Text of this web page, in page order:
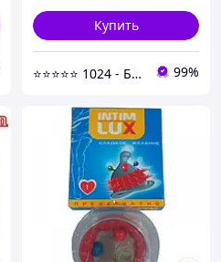
Купить
⭐⭐⭐⭐⭐ 1024 - Быстрая отправка в день заказа 99%